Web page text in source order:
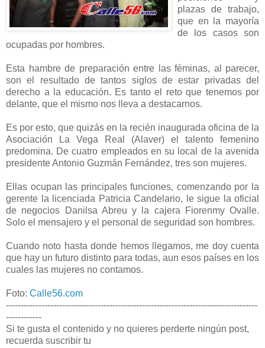
plazas de trabajo,
que en la mayoría
de los casos son
ocupadas por hombres.
Esta hambre de preparación entre las féminas, al parecer,
son el resultado de tantos siglos de estar privadas del
derecho a la educación. Es tanto el reto que tenemos por
delante, que el mismo nos lleva a destacarnos.
Es por esto, que quizás en la recién inaugurada oficina de la
Asociación La Vega Real (Alaver) el talento femenino
predomina. De cuatro empleados en su local de la avenida
presidente Antonio Guzmán Fernández, tres son mujeres.
Ellas ocupan las principales funciones, comenzando por la
gerente la licenciada Patricia Candelario, le sigue la oficial
de negocios Danilsa Abreu y la cajera Fiorenmy Ovalle.
Solo el mensajero y el personal de seguridad son hombres.
Cuando noto hasta donde hemos llegamos, me doy cuenta
que hay un futuro distinto para todas, aun esos países en los
cuales las mujeres no contamos.
Foto: Calle56.com
-------------------------------------------------------------------------------------
------------
Si te gusta el contenido y no quieres perderte ningún post,
recuerda suscribir tu